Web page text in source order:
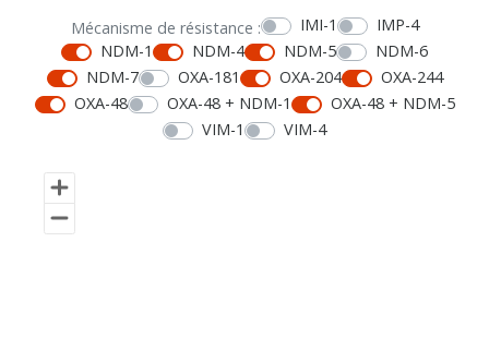
Mécanisme de résistance : IMI-1
IMP-4
NDM-1
NDM-4 NDM-5
NDM-6
NDM-7
OXA-181 OXA-204
OXA-244
OXA-48
OXA-48 + NDM-1
OXA-48 + NDM-5
VIM-1
VIM-4